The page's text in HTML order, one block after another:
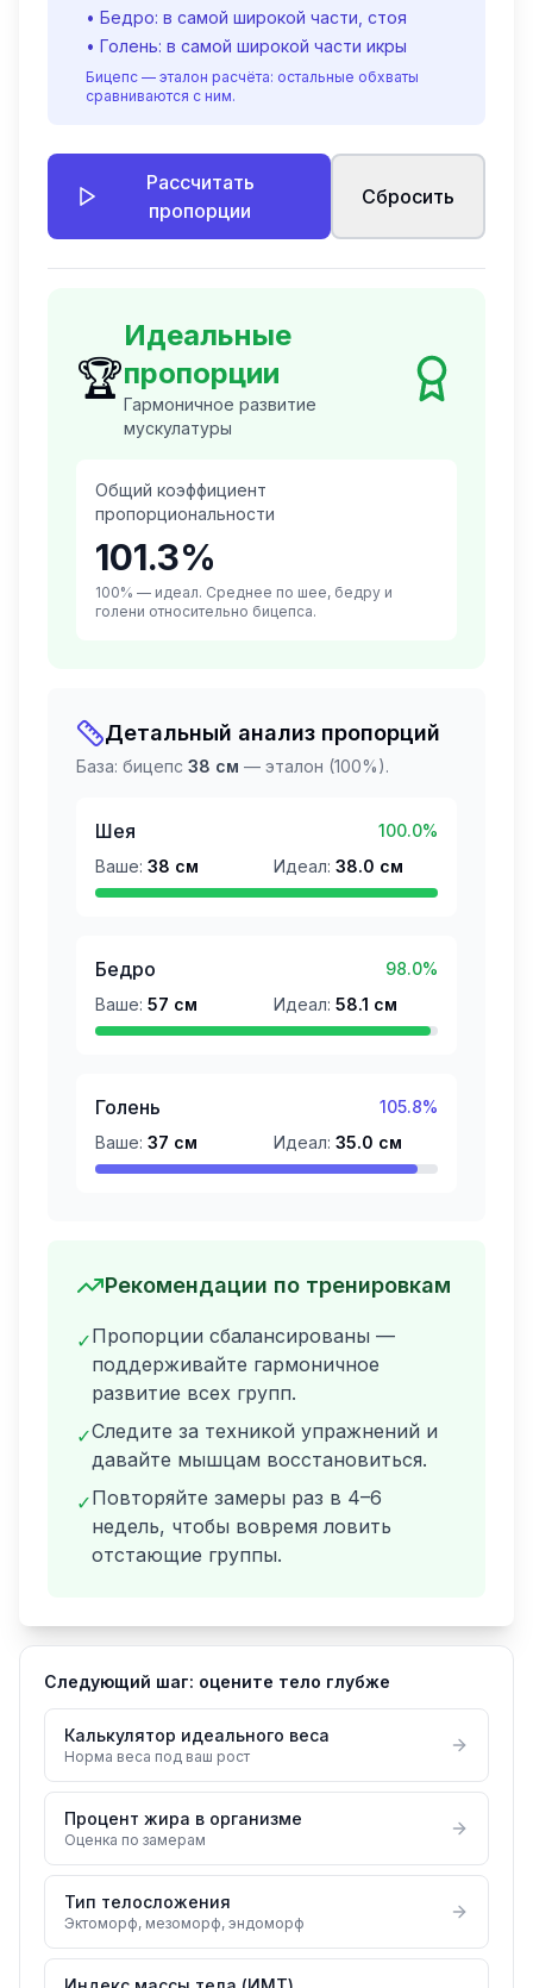
• Бедро: в самой широкой части, стоя
• Голень: в самой широкой части икры
Бицепс — эталон расчёта: остальные обхваты
сравниваются с ним.
Рассчитать
пропорции
Сбросить
🏆
Идеальные
пропорции
Гармоничное развитие
мускулатуры
Общий коэффициент
пропорциональности
101.3%
100% — идеал. Среднее по шее, бедру и
голени относительно бицепса.
Детальный анализ пропорций
База: бицепс 38 см — эталон (100%).
Шея 100.0%
Ваше: 38 см Идеал: 38.0 см
Бедро 98.0%
Ваше: 57 см Идеал: 58.1 см
Голень 105.8%
Ваше: 37 см Идеал: 35.0 см
Рекомендации по тренировкам
✓Пропорции сбалансированы —
поддерживайте гармоничное
развитие всех групп.
✓Следите за техникой упражнений и
давайте мышцам восстановиться.
✓Повторяйте замеры раз в 4–6
недель, чтобы вовремя ловить
отстающие группы.
Следующий шаг: оцените тело глубже
Калькулятор идеального веса
Норма веса под ваш рост
Процент жира в организме
Оценка по замерам
Тип телосложения
Эктоморф, мезоморф, эндоморф